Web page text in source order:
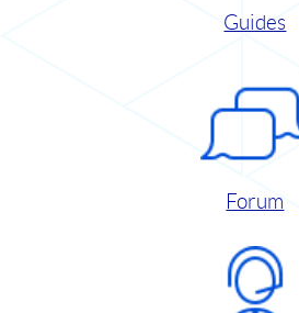
Guides
Forum